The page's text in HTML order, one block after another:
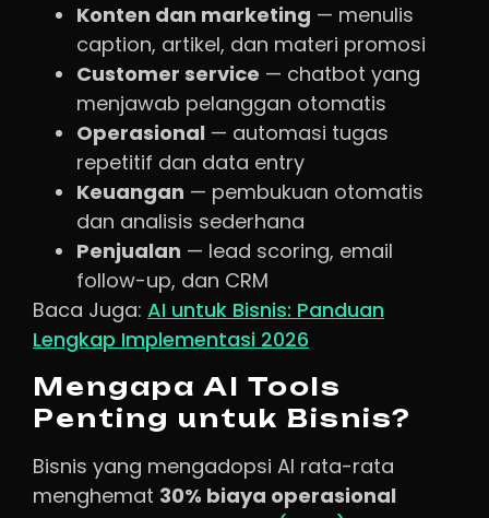
Konten dan marketing — menulis
caption, artikel, dan materi promosi
Customer service — chatbot yang
menjawab pelanggan otomatis
Operasional — automasi tugas
repetitif dan data entry
Keuangan — pembukuan otomatis
dan analisis sederhana
Penjualan — lead scoring, email
follow-up, dan CRM
Baca Juga: AI untuk Bisnis: Panduan
Lengkap Implementasi 2026
Mengapa AI Tools
Penting untuk Bisnis?
Bisnis yang mengadopsi AI rata-rata
menghemat 30% biaya operasional